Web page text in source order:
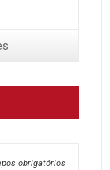
obrigatórios